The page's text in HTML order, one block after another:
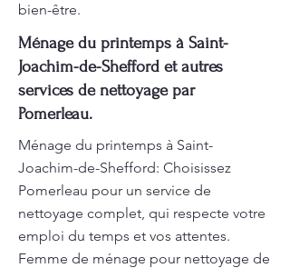
bien-être.
Ménage du printemps à Saint-
Joachim-de-Shefford et autres
services de nettoyage par
Pomerleau.
Ménage du printemps à Saint-
Joachim-de-Shefford: Choisissez
Pomerleau pour un service de
nettoyage complet, qui respecte votre
emploi du temps et vos attentes.
Femme de ménage pour nettoyage de